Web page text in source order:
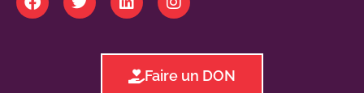
Faire un DON